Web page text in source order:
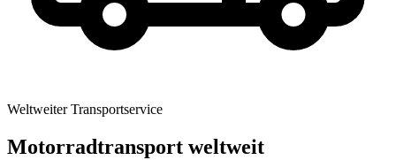
Weltweiter Transportservice
Motorradtransport weltweit